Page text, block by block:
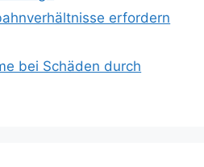
erfordern
bei Schäden durch